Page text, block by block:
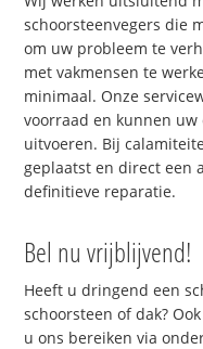
schoorsteenvegers die
om uw probleem te
met vakmensen te
minimaal. Onze
voorraad en kunnen
uitvoeren. Bij
geplaatst en direct een
definitieve reparatie.
Bel nu vrijblijvend!
Heeft u dringend een
schoorsteen of dak?
u ons bereiken via